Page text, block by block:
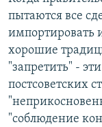
пытаются все
импортировать
хорошие
"запретить" -
постсоветских
"соблюдение